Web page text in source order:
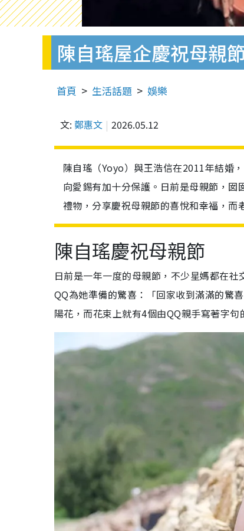
陳自瑤屋企慶祝母親
首頁 生活話題 娛樂
文: 鄭惠文 2026.05.12
陳自瑤（Yoyo）與王浩信在2011年結婚
向愛錫有加十分保護。日前是母親節，
禮物，分享慶祝母親節的喜悅和幸福，而
陳自瑤慶祝母親節
日前是一年一度的母親節，不少星媽都在
QQ為她準備的驚喜：「回家收到滿滿的驚
陽花，而花束上就有4個由QQ親手寫著字句